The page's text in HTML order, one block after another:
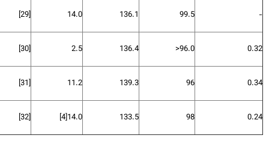
99.5
136.1
14.0
96.0<
136.4
139.3
11.2
133.5
14.0
[4]